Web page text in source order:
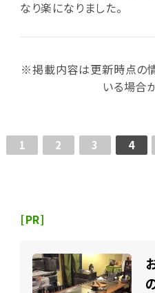
なり楽になりました。
※掲載内容は更新時点の
いる場合
1 2 3 4
[PR]